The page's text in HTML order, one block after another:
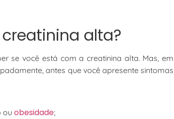
alta?
se você está com a creatinina alta. Mas, em
antes que você apresente sintomas
ou obesidade;